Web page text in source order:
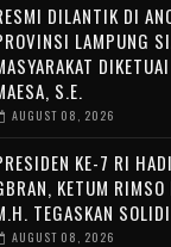
DILANTIK DI
LAMPUNG
S.E.
AUGUST 08, 2026
KE-7 RI
KETUM
TEGASKAN
AUGUST 08, 2026